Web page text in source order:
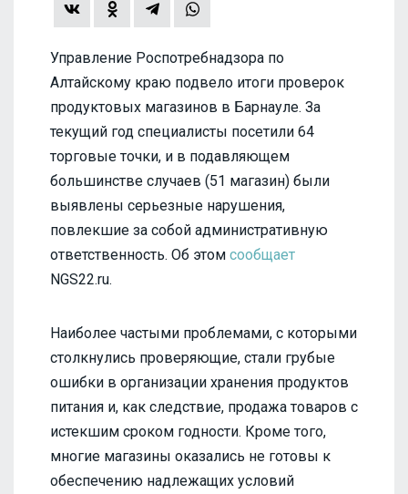
Управление Роспотребнадзора по
Алтайскому краю подвело итоги проверок
продуктовых магазинов в Барнауле. За
текущий год специалисты посетили 64
торговые точки, и в подавляющем
большинстве случаев (51 магазин) были
выявлены серьезные нарушения,
повлекшие за собой административную
ответственность. Об этом сообщает
NGS22.ru.
Наиболее частыми проблемами, с которыми
столкнулись проверяющие, стали грубые
ошибки в организации хранения продуктов
питания и, как следствие, продажа товаров с
истекшим сроком годности. Кроме того,
многие магазины оказались не готовы к
обеспечению надлежащих условий